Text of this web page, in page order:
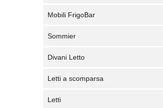
Mobili FrigoBar
Sommier
Divani Letto
Letti a scomparsa
Letti